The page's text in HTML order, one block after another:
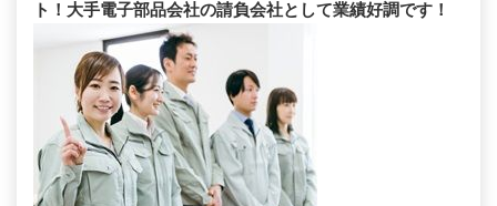
ト！大手電子部品会社の請負会社として業績好調です！